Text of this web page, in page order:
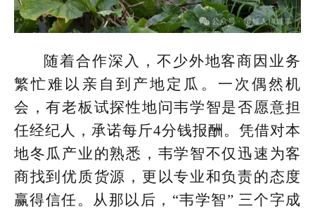
随着合作深入，不少外地客商因业务
繁忙难以亲自到产地定瓜。一次偶然机
会，有老板试探性地问韦学智是否愿意担
任经纪人，承诺每斤4分钱报酬。凭借对本
地冬瓜产业的熟悉，韦学智不仅迅速为客
商找到优质货源，更以专业和负责的态度
赢得信任。从那以后，“韦学智” 三个字成